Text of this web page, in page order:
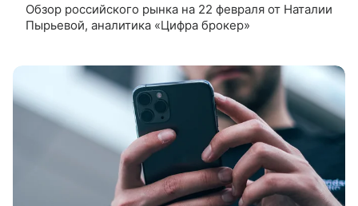
Обзор российского рынка на 22 февраля от Наталии
Пырьевой, аналитика «Цифра брокер»